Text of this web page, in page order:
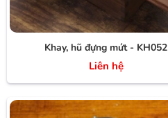
Khay, hũ đựng mứt - KH052
Liên hệ